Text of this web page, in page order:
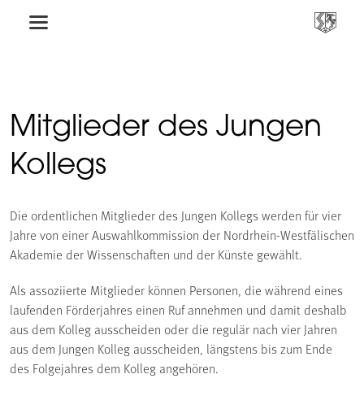
Mitglieder des Jungen
Kollegs
Die ordentlichen Mitglieder des Jungen Kollegs werden für vier
Jahre von einer Auswahlkommission der Nordrhein-Westfälischen
Akademie der Wissenschaften und der Künste gewählt.
Als assoziierte Mitglieder können Personen, die während eines
laufenden Förderjahres einen Ruf annehmen und damit deshalb
aus dem Kolleg ausscheiden oder die regulär nach vier Jahren
aus dem Jungen Kolleg ausscheiden, längstens bis zum Ende
des Folgejahres dem Kolleg angehören.